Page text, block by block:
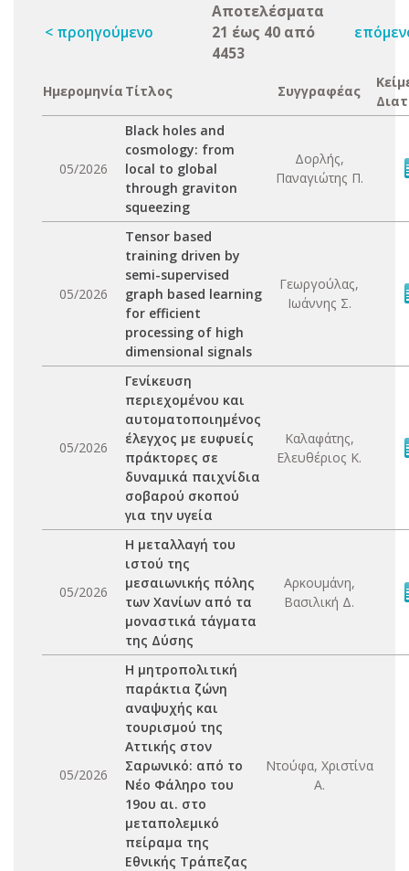
< προηγούμενο
Αποτελέσματα
21 έως 40 από
4453
Ημερομηνία Τίτλος Συγγραφέας
05/2026
Black holes and
cosmology: from
local to global
through graviton
squeezing
Δορλής,
Παναγιώτης Π.
05/2026
Tensor based
training driven by
semi-supervised
graph based learning
for efficient
processing of high
dimensional signals
Γεωργούλας,
Ιωάννης Σ.
05/2026
Γενίκευση
περιεχομένου και
αυτοματοποιημένος
έλεγχος με ευφυείς
πράκτορες σε
δυναμικά παιχνίδια
σοβαρού σκοπού
για την υγεία
Καλαφάτης,
Ελευθέριος Κ.
05/2026
Η μεταλλαγή του
ιστού της
μεσαιωνικής πόλης
των Χανίων από τα
μοναστικά τάγματα
της Δύσης
Αρκουμάνη,
Βασιλική Δ.
05/2026
Η μητροπολιτική
παράκτια ζώνη
αναψυχής και
τουρισμού της
Αττικής στον
Σαρωνικό: από το
Νέο Φάληρο του
19ου αι. στο
μεταπολεμικό
πείραμα της
Εθνικής Τράπεζας
Ντούφα, Χριστίνα
Α.